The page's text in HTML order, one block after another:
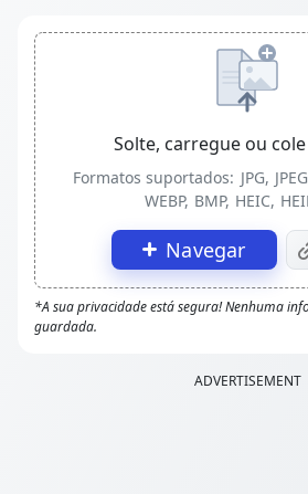
Solte, carregue ou
Formatos suportados: JPG,
WEBP, BMP, HEIC,
Navegar
*A sua privacidade está segura! Nenhuma
guardada.
ADVERTISEMENT